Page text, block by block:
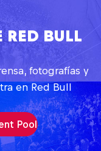
RED BULL
fotografías y
en Red Bull
Pool